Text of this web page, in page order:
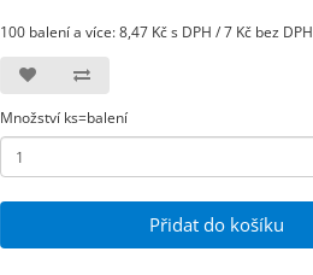
100 balení a více: 8,47 Kč s DPH / 7 Kč bez DPH
Množství ks=balení
Přidat do košíku